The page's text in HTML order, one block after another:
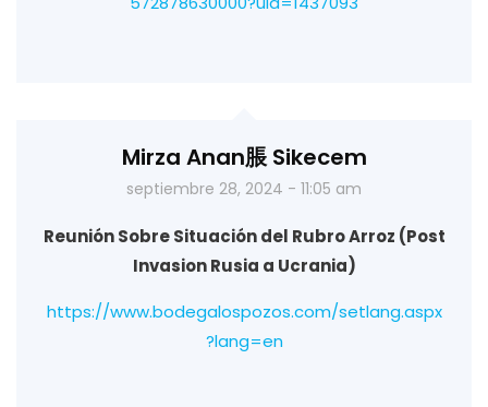
Mirza Anan脹 Sikecem
septiembre 28, 2024 - 11:05 am
Reunión Sobre Situación del Rubro Arroz (Post
Invasion Rusia a Ucrania)
https://www.bodegalospozos.com/setlang.aspx
?lang=en